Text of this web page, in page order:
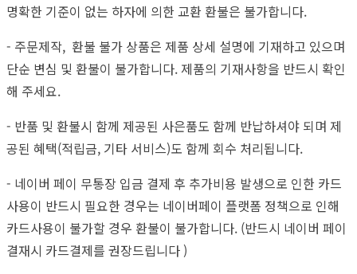
명확한 기준이 없는 하자에 의한 교환 환불은 불가합니다.
- 주문제작, 환불 불가 상품은 제품 상세 설명에 기재하고 있으며
단순 변심 및 환불이 불가합니다. 제품의 기재사항을 반드시 확인
해 주세요.
- 반품 및 환불시 함께 제공된 사은품도 함께 반납하셔야 되며 제
공된 혜택(적립금, 기타 서비스)도 함께 회수 처리됩니다.
- 네이버 페이 무통장 입금 결제 후 추가비용 발생으로 인한 카드
사용이 반드시 필요한 경우는 네이버페이 플랫폼 정책으로 인해
카드사용이 불가할 경우 환불이 불가합니다. (반드시 네이버 페이
결재시 카드결제를 권장드립니다 )